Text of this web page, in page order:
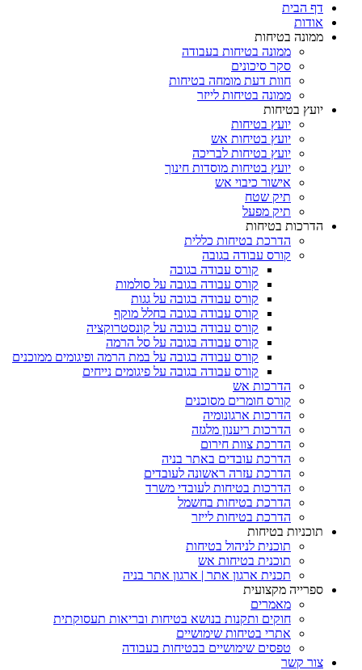
דף הבית
אודות
ממונה בטיחות
ממונה בטיחות בעבודה
סקר סיכונים
חוות דעת מומחה בטיחות
ממונה בטיחות לייזר
יועץ בטיחות
יועץ בטיחות
יועץ בטיחות אש
יועץ בטיחות לבריכה
יועץ בטיחות מוסדות חינוך
אישור כיבוי אש
תיק שטח
תיק מפעל
הדרכות בטיחות
הדרכת בטיחות כללית
קורס עבודה בגובה
קורס עבודה בגובה
קורס עבודה בגובה על סולמות
קורס עבודה בגובה על גגות
קורס עבודה בגובה בחלל מוקף
קורס עבודה בגובה על קונסטרוקציה
קורס עבודה בגובה על סל הרמה
קורס עבודה בגובה על במת הרמה ופיגומים ממוכנים
קורס עבודה בגובה על פיגומים נייחים
הדרכות אש
קורס חומרים מסוכנים
הדרכות ארגונומיה
הדרכות ריענון מלגזה
הדרכת צוות חירום
הדרכת עובדים באתר בניה
הדרכת עזרה ראשונה לעובדים
הדרכות בטיחות לעובדי משרד
הדרכת בטיחות בחשמל
הדרכת בטיחות לייזר
תוכניות בטיחות
תוכנית לניהול בטיחות
תוכנית בטיחות אש
תכנית ארגון אתר | ארגון אתר בניה
ספרייה מקצועית
מאמרים
חוקים ותקנות בנושא בטיחות ובריאות תעסוקתית
אתרי בטיחות שימושיים
טפסים שימושיים בבטיחות בעבודה
צור קשר